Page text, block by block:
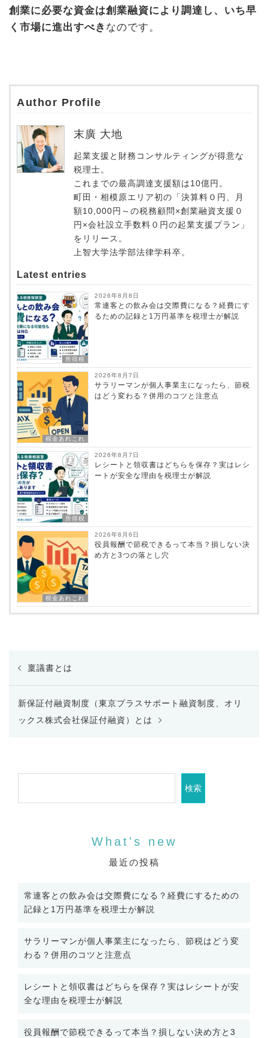
創業に必要な資金は創業融資により調達し、いち早
く市場に進出すべき なのです。
Author Profile
末廣 大地
起業支援と財務コンサルティングが得意な
税理士。
これまでの最高調達支援額は10億円。
町田・相模原エリア初の「決算料０円、月
額10,000円～の税務顧問×創業融資支援０
円×会社設立手数料０円の起業支援プラン」
をリリース。
上智大学法学部法律学科卒。
Latest entries
所得税
2026年8月8日
常連客との飲み会は交際費になる？経費にす
るための記録と1万円基準を税理士が解説
税金あれこれ
2026年8月7日
サラリーマンが個人事業主になったら、節税
はどう変わる？併用のコツと注意点
所得税
2026年8月7日
レシートと領収書はどちらを保存？実はレシ
ートが安全な理由を税理士が解説
税金あれこれ
2026年8月6日
役員報酬で節税できるって本当？損しない決
め方と3つの落とし穴
稿
ナ
ビ
ゲ
ン
稟議書とは
新保証付融資制度（東京プラスサポート融資制度、オリ
ックス株式会社保証付融資）とは
検索
最近の投稿
常連客との飲み会は交際費になる？経費にするための
記録と1万円基準を税理士が解説
サラリーマンが個人事業主になったら、節税はどう変
わる？併用のコツと注意点
レシートと領収書はどちらを保存？実はレシートが安
全な理由を税理士が解説
役員報酬で節税できるって本当？損しない決め方と3